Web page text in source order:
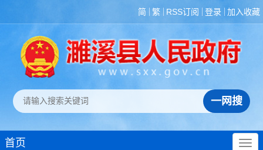
简 繁 RSS订阅 登录 加入收藏
首页